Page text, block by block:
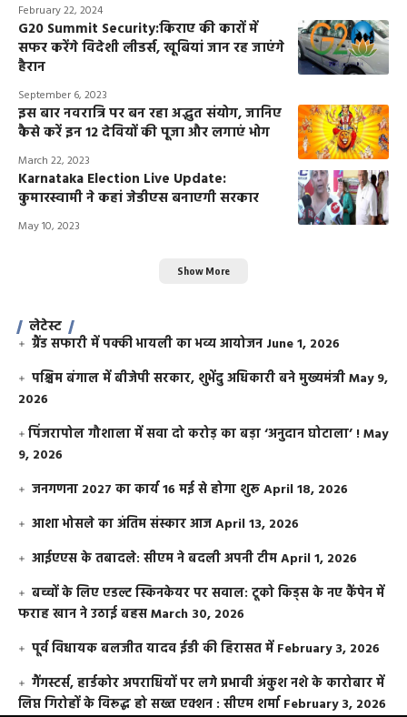
February 22, 2024
G20 Summit Security:किराए की कारों में
सफर करेंगे विदेशी लीडर्स, खूबियां जान रह जाएंगे
हैरान
September 6, 2023
इस बार नवरात्रि पर बन रहा अद्भुत संयोग, जानिए
कैसे करें इन 12 देवियों की पूजा और लगाएं भोग
March 22, 2023
Karnataka Election Live Update:
कुमारस्वामी ने कहां जेडीएस बनाएगी सरकार
May 10, 2023
Show More
लेटेस्ट
ग्रैंड सफारी में पक्की भायली का भव्य आयोजन June 1, 2026
पश्चिम बंगाल में बीजेपी सरकार, शुभेंदु अधिकारी बने मुख्यमंत्रीMay 9,
2026
​पिंजरापोल गौशाला में सवा दो करोड़ का बड़ा ‘अनुदान घोटाला’ !May
9, 2026
जनगणना 2027 का कार्य 16 मई से होगा शुरूApril 18, 2026
आशा भोसले का अंतिम संस्कार आजApril 13, 2026
आईएएस के तबादले: सीएम ने बदली अपनी टीमApril 1, 2026
बच्चों के लिए एडल्ट स्किनकेयर पर सवाल: टूको किड्स के नए कैंपेन में
फराह खान ने उठाई बहसMarch 30, 2026
पूर्व विधायक बलजीत यादव ईडी की हिरासत में February 3, 2026
गैंगस्टर्स, हार्डकोर अपराधियों पर लगे प्रभावी अंकुश नशे के कारोबार में
लिप्त गिरोहों के विरूद्ध हो सख्त एक्शन : सीएम शर्मा February 3, 2026